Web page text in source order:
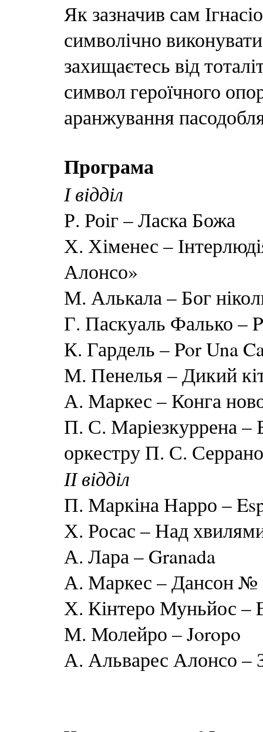
Як зазначив сам
символічно
захищаєтесь від
символ героїчного
аранжування
Програма
І відділ
Р. Роіг – Ласка Божа
Х. Хіменес –
Алонсо»
М. Алькала – Бог
Г. Паскуаль Фалько –
К. Гардель – Por Una
М. Пенелья – Дикий
А. Маркес – Конга
П. С. Маріезкуррена –
оркестру П. С. Серрано
ІІ відділ
П. Маркіна Нарро –
Х. Росас – Над
А. Лара – Granada
А. Маркес – Дансон №
Х. Кінтеро Муньйос –
М. Молейро – Joropo
А. Альварес Алонсо –